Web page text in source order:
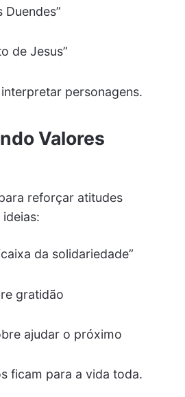
Duendes”
de Jesus”
personagens.
Valores
reforçar atitudes
da solidariedade”
gratidão
ajudar o próximo
ficam para a vida toda.